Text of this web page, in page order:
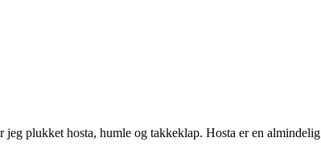
jeg plukket hosta, humle og takkeklap. Hosta er en almindelig